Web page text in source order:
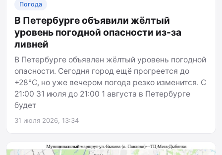
Погода
В Петербурге объявили жёлтый
уровень погодной опасности из-за
ливней
В Петербурге объявлен жёлтый уровень погодной
опасности. Сегодня город ещё прогреется до
+28°C, но уже вечером погода резко изменится. С
21:00 31 июля до 21:00 1 августа в Петербурге
будет
31 июля 2026, 13:34